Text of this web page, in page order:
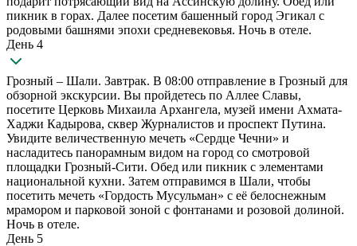
пикник в горах. Далее посетим башенный город Эгикал с
родовыми башнями эпохи средневековья. Ночь в отеле.
День 4
Грозный – Шали. Завтрак. В 08:00 отправление в Грозный для
обзорной экскурсии. Вы пройдетесь по Аллее Славы,
посетите Церковь Михаила Архангела, музей имени Ахмата-
Хаджи Кадырова, сквер Журналистов и проспект Путина.
Увидите величественную мечеть «Сердце Чечни» и
насладитесь панорамным видом на город со смотровой
площадки Грозный-Сити. Обед или пикник с элементами
национальной кухни. Затем отправимся в Шали, чтобы
посетить мечеть «Гордость Мусульман» с её белоснежным
мрамором и парковой зоной с фонтанами и розовой долиной.
Ночь в отеле.
День 5